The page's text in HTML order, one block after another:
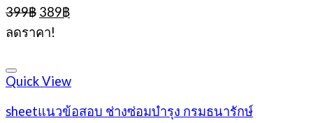
399฿ Original
price
was:
389฿Current
ลดราคา!
Quick View
sheetแนวข้อสอบ ช่างซ่อมบำรุง กรมธนารักษ์